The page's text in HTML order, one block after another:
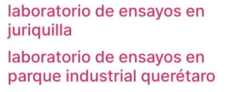
laboratorio de ensayos en
juriquilla
laboratorio de ensayos en
parque industrial querétaro